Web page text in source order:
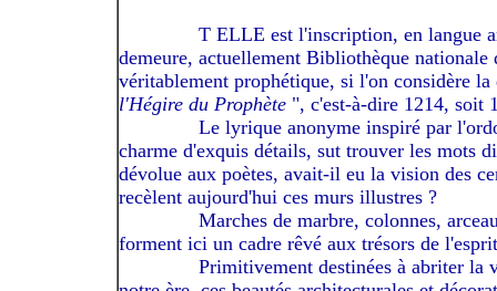
------------T ELLE est l'inscription, en langue
demeure, actuellement Bibliothèque
véritablement prophétique, si l'on considère
l'Hégire du Prophète ", c'est-à-dire 1214, soit
------------Le lyrique anonyme inspiré par
charme d'exquis détails, sut trouver les mots
dévolue aux poètes, avait-il eu la vision des
recèlent aujourd'hui ces murs illustres ?
------------Marches de marbre, colonnes,
forment ici un cadre rêvé aux trésors de
------------Primitivement destinées à abriter la